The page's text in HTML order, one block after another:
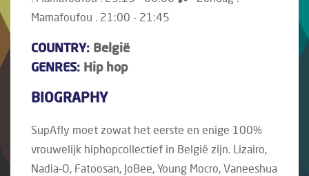
Mamafoufou . 21:00 - 21:45
COUNTRY: België
GENRES: Hip hop
BIOGRAPHY
SupAfly moet zowat het eerste en enige 100%
vrouwelijk hiphopcollectief in België zijn. Lizairo,
Nadia-O, Fatoosan, JoBee, Young Mocro, Vaneeshua